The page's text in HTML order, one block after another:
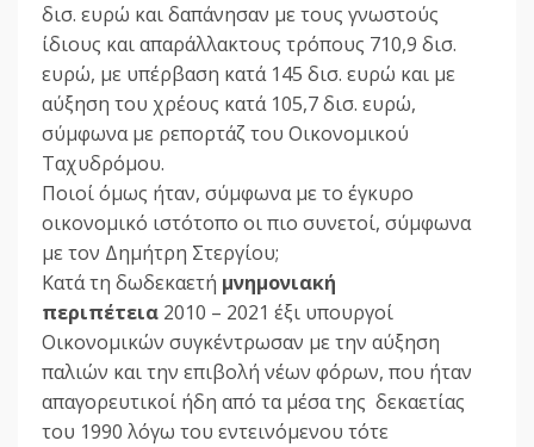
δισ. ευρώ και δαπάνησαν με τους γνωστούς
ίδιους και απαράλλακτους τρόπους 710,9 δισ.
ευρώ, με υπέρβαση κατά 145 δισ. ευρώ και με
αύξηση του χρέους κατά 105,7 δισ. ευρώ,
σύμφωνα με ρεπορτάζ του Οικονομικού
Ταχυδρόμου.
Ποιοί όμως ήταν, σύμφωνα με το έγκυρο
οικονομικό ιστότοπο οι πιο συνετοί, σύμφωνα
με τον Δημήτρη Στεργίου;
Κατά τη δωδεκαετή μνημονιακή
περιπέτεια 2010 – 2021 έξι υπουργοί
Οικονομικών συγκέντρωσαν με την αύξηση
παλιών και την επιβολή νέων φόρων, που ήταν
απαγορευτικοί ήδη από τα μέσα της δεκαετίας
του 1990 λόγω του εντεινόμενου τότε